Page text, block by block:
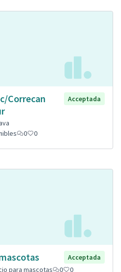
Correcan
Acceptada
0 0
Acceptada
para mascotas 0 0